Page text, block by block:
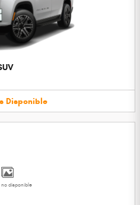
Disponible
no disponible